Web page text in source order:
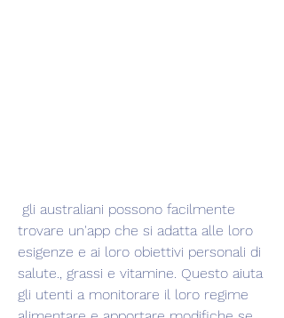
trovare un'app che si adatta alle loro
esigenze e ai loro obiettivi personali di
salute., grassi e vitamine. Questo aiuta
gli utenti a monitorare il loro regime